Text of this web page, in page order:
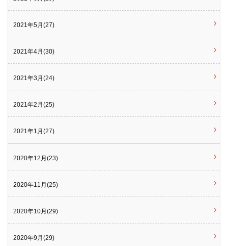
2021年5月(27)
2021年4月(30)
2021年3月(24)
2021年2月(25)
2021年1月(27)
2020年12月(23)
2020年11月(25)
2020年10月(29)
2020年9月(29)